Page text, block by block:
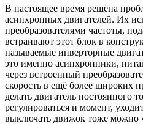
В настоящее время решена
асинхронных двигателей. Их
преобразователями частоты,
встраивают этот блок в
называемые инверторные
это именно асинхронники,
через встроенный
скорость в ещё более широких
делать двигатель постоянного
регулироваться и момент,
выключать движок тоже можно